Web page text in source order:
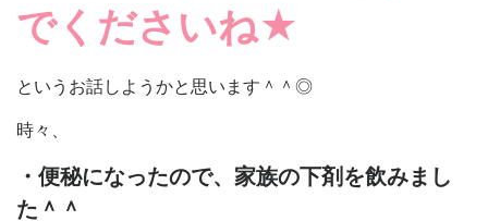
でくださいね★
というお話しようかと思います＾＾◎
時々、
・便秘になったので、家族の下剤を飲みまし
た＾＾